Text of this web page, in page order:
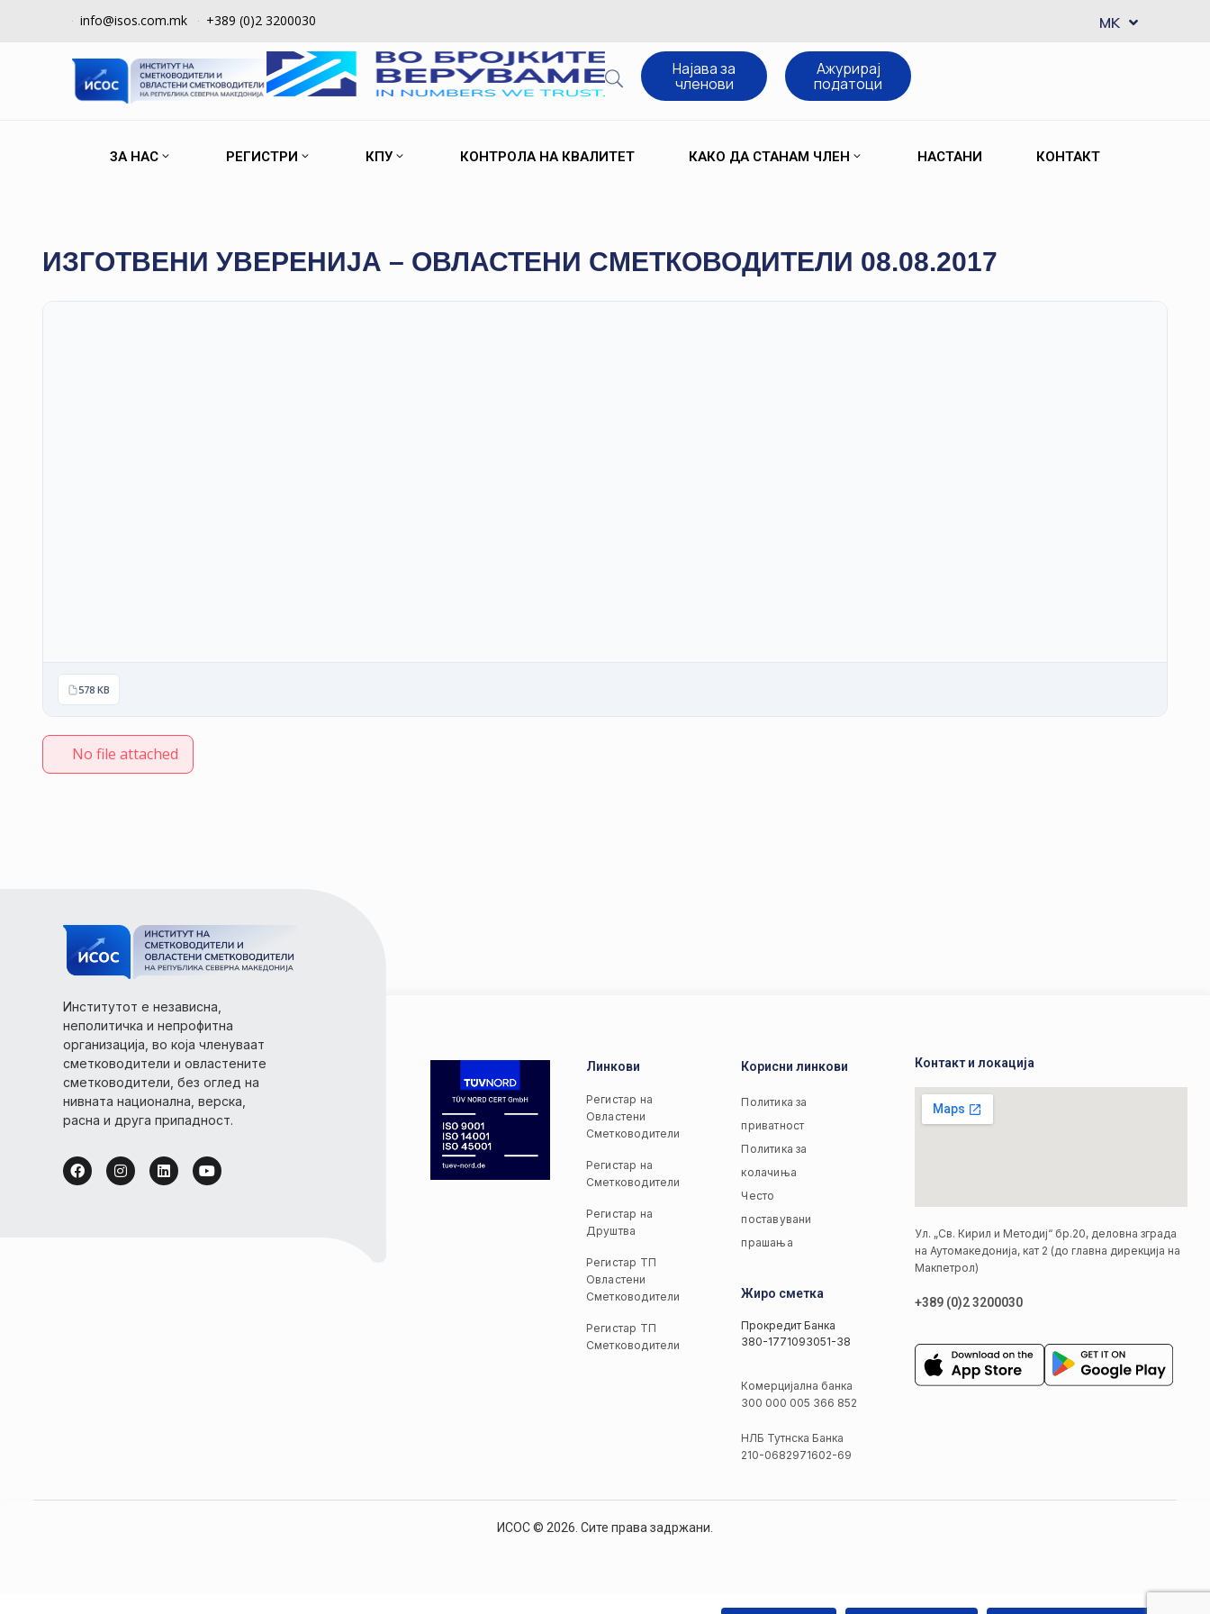
info@isos.com.mk +389 (0)2 3200030 MK
SQ
Најава за
членови
Ажурирај
податоци
ЗА НАС РЕГИСТРИ КПУ КОНТРОЛА НА КВАЛИТЕТ КАКО ДА СТАНАМ ЧЛЕН НАСТАНИ КОНТАКТ
ИЗГОТВЕНИ УВЕРЕНИЈА – ОВЛАСТЕНИ СМЕТКОВОДИТЕЛИ 08.08.2017
578 KB
No file attached
Институтот е независна,
неполитичка и непрофитна
организација, во која членуваат
сметководители и овластените
сметководители, без оглед на
нивната национална, верска,
расна и друга припадност.
Линкови
Регистар на
Овластени
Сметководители
Регистар на
Сметководители
Регистар на
Друштва
Регистар ТП
Овластени
Сметководители
Регистар ТП
Сметководители
Корисни линкови
Политика за
приватност
Политика за
колачиња
Често
поставувани
прашања
Жиро сметка
Прокредит Банка
380-1771093051-38
Комерцијална банка
300 000 005 366 852
НЛБ Тутнска Банка
210-0682971602-69
Контакт и локација
Ул. „Св. Кирил и Методиј“ бр.20, деловна зграда
на Аутомакедонија, кат 2 (до главна дирекција на
Макпетрол)
+389 (0)2 3200030
ИСОС © 2026. Сите права задржани.